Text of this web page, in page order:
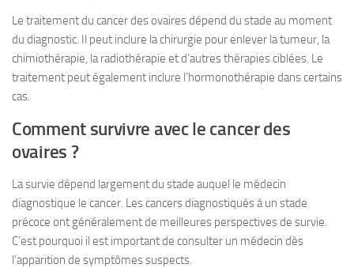
Le traitement du cancer des ovaires dépend du stade au moment
du diagnostic. Il peut inclure la chirurgie pour enlever la tumeur, la
chimiothérapie, la radiothérapie et d’autres thérapies ciblées. Le
traitement peut également inclure l’hormonothérapie dans certains
cas.
Comment survivre avec le cancer des
ovaires ?
La survie dépend largement du stade auquel le médecin
diagnostique le cancer. Les cancers diagnostiqués à un stade
précoce ont généralement de meilleures perspectives de survie.
C’est pourquoi il est important de consulter un médecin dès
l’apparition de symptômes suspects.